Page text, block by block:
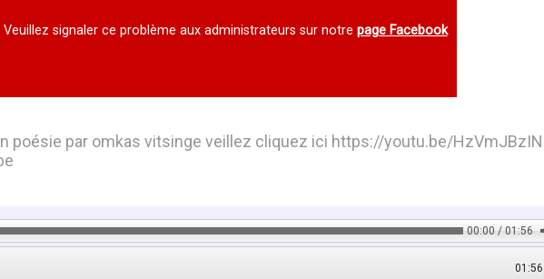
signaler ce problème aux administrateurs sur notre page Facebook
poésie par omkas vitsinge veillez cliquez ici https://youtu.be/
00:00 / 01:56
01:56